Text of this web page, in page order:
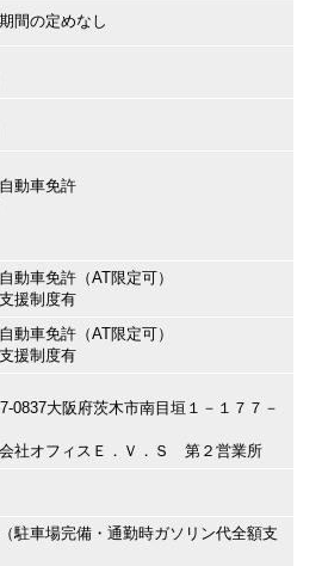
間の定めなし
動車免許
動車免許（AT限定可）
援制度有
動車免許（AT限定可）
援制度有
0837大阪府茨木市南目垣１－１７７－
社オフィスＥ．Ｖ．Ｓ 第２営業所
駐車場完備・通勤時ガソリン代全額支